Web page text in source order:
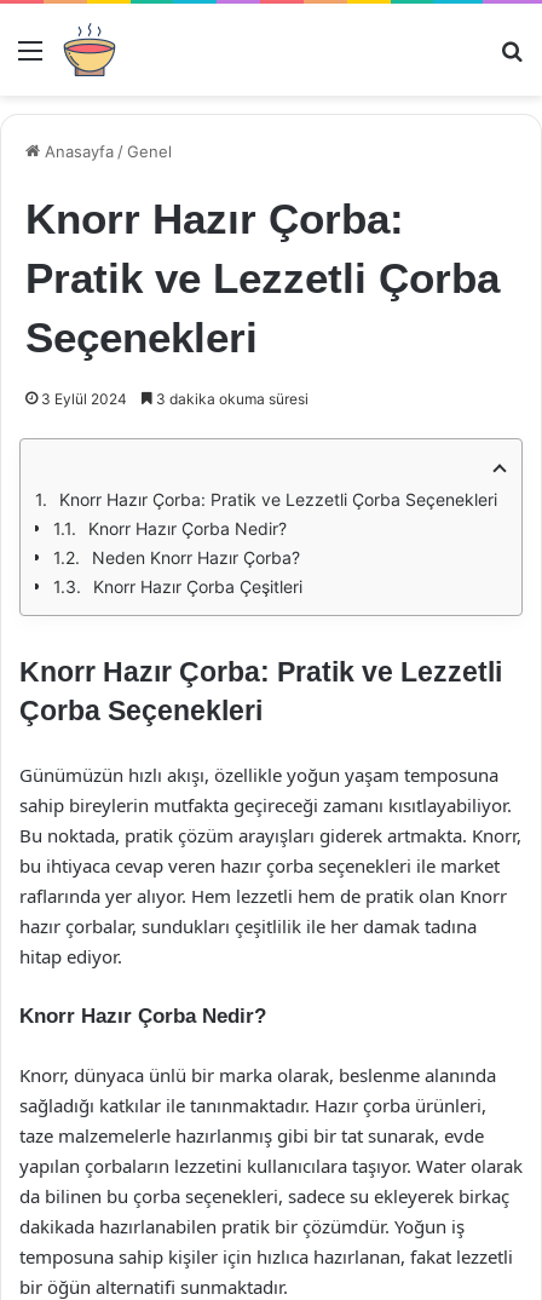
Menü
Anasayfa /Genel
Knorr Hazır Çorba:
Pratik ve Lezzetli Çorba
Seçenekleri
3 Eylül 2024 3 dakika okuma süresi
Knorr Hazır Çorba: Pratik ve Lezzetli Çorba Seçenekleri
Knorr Hazır Çorba Nedir?
Neden Knorr Hazır Çorba?
Knorr Hazır Çorba Çeşitleri
Knorr Hazır Çorba: Pratik ve Lezzetli
Çorba Seçenekleri
Günümüzün hızlı akışı, özellikle yoğun yaşam temposuna
sahip bireylerin mutfakta geçireceği zamanı kısıtlayabiliyor.
Bu noktada, pratik çözüm arayışları giderek artmakta. Knorr,
bu ihtiyaca cevap veren hazır çorba seçenekleri ile market
raflarında yer alıyor. Hem lezzetli hem de pratik olan Knorr
hazır çorbalar, sundukları çeşitlilik ile her damak tadına
hitap ediyor.
Knorr Hazır Çorba Nedir?
Knorr, dünyaca ünlü bir marka olarak, beslenme alanında
sağladığı katkılar ile tanınmaktadır. Hazır çorba ürünleri,
taze malzemelerle hazırlanmış gibi bir tat sunarak, evde
yapılan çorbaların lezzetini kullanıcılara taşıyor. Water olarak
da bilinen bu çorba seçenekleri, sadece su ekleyerek birkaç
dakikada hazırlanabilen pratik bir çözümdür. Yoğun iş
temposuna sahip kişiler için hızlıca hazırlanan, fakat lezzetli
bir öğün alternatifi sunmaktadır.